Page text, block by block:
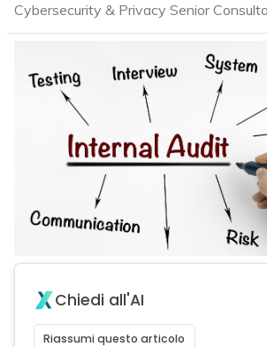
Cybersecurity & Privacy Senior
Chiedi all'AI
Riassumi questo articolo